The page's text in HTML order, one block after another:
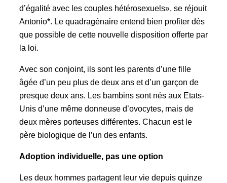
d’égalité avec les couples hétérosexuels», se réjouit
Antonio*. Le quadragénaire entend bien profiter dès
que possible de cette nouvelle disposition offerte par
la loi.
Avec son conjoint, ils sont les parents d’une fille
âgée d’un peu plus de deux ans et d’un garçon de
presque deux ans. Les bambins sont nés aux Etats-
Unis d’une même donneuse d’ovocytes, mais de
deux mères porteuses différentes. Chacun est le
père biologique de l’un des enfants.
Adoption individuelle, pas une option
Les deux hommes partagent leur vie depuis quinze